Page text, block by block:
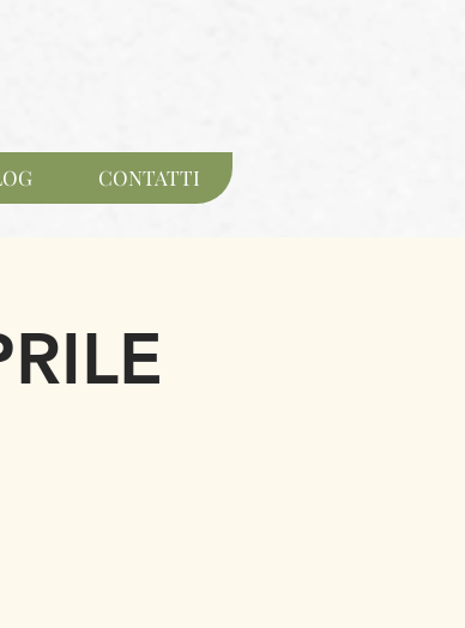
CONTATTI